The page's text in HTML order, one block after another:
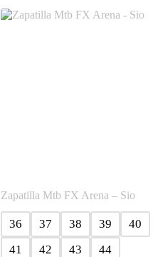
variantes.
Las
Zapatilla Mtb FX Arena – Sio
36 37 38 39
40
41
42 43 44